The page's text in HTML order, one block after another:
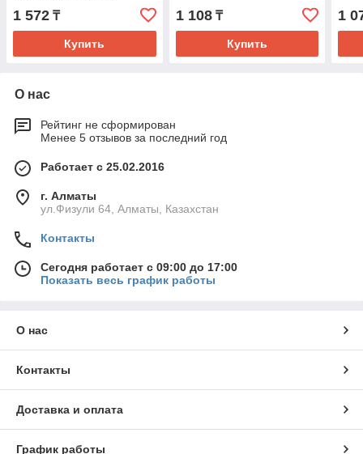
1 572 ₸
Купить
1 108₸
Купить
1
О нас
Рейтинг не сформирован
Менее 5 отзывов за последний год
Работает с 25.02.2016
г. Алматы
ул.Физули 64, Алматы, Казахстан
Контакты
Сегодня работает с 09:00 до 17:00
Показать весь график работы
О нас
Контакты
Доставка и оплата
График работы